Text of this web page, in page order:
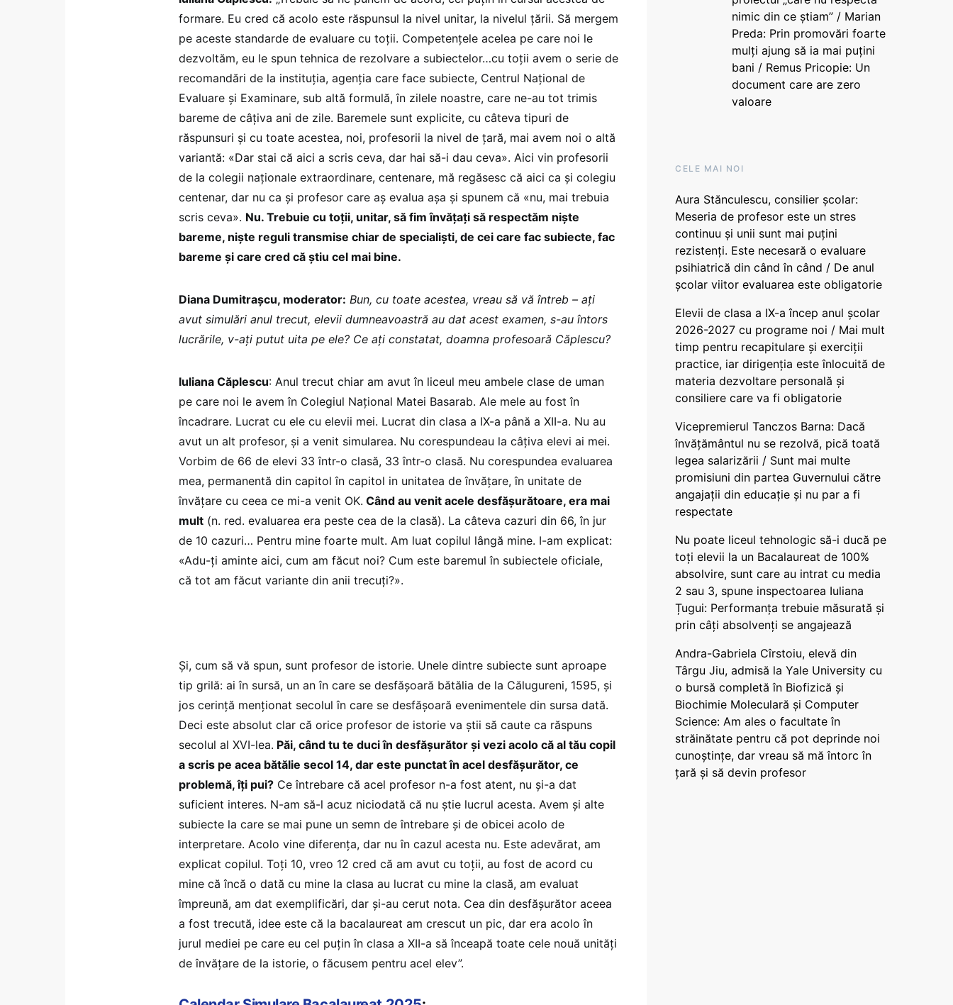
formare. Eu cred că acolo este răspunsul la nivel unitar, la nivelul țării. Să mergem
pe aceste standarde de evaluare cu toții. Competențele acelea pe care noi le
dezvoltăm, eu le spun tehnica de rezolvare a subiectelor…cu toții avem o serie de
recomandări de la instituția, agenția care face subiecte, Centrul Național de
Evaluare și Examinare, sub altă formulă, în zilele noastre, care ne-au tot trimis
bareme de câțiva ani de zile. Baremele sunt explicite, cu câteva tipuri de
răspunsuri și cu toate acestea, noi, profesorii la nivel de țară, mai avem noi o altă
variantă: «Dar stai că aici a scris ceva, dar hai să-i dau ceva». Aici vin profesorii
de la colegii naționale extraordinare, centenare, mă regăsesc că aici ca și colegiu
centenar, dar nu ca și profesor care aș evalua așa și spunem că «nu, mai trebuia
scris ceva». Nu. Trebuie cu toții, unitar, să fim învățați să respectăm niște
bareme, niște reguli transmise chiar de specialiști, de cei care fac subiecte, fac
bareme și care cred că știu cel mai bine.
Diana Dumitrașcu, moderator: Bun, cu toate acestea, vreau să vă întreb – ați
avut simulări anul trecut, elevii dumneavoastră au dat acest examen, s-au întors
lucrările, v-ați putut uita pe ele? Ce ați constatat, doamna profesoară Căplescu?
Iuliana Căplescu: Anul trecut chiar am avut în liceul meu ambele clase de uman
pe care noi le avem în Colegiul Național Matei Basarab. Ale mele au fost în
încadrare. Lucrat cu ele cu elevii mei. Lucrat din clasa a IX-a până a XII-a. Nu au
avut un alt profesor, și a venit simularea. Nu corespundeau la câțiva elevi ai mei.
Vorbim de 66 de elevi 33 într-o clasă, 33 într-o clasă. Nu corespundea evaluarea
mea, permanentă din capitol în capitol in unitatea de învățare, în unitate de
învățare cu ceea ce mi-a venit OK. Când au venit acele desfășurătoare, era mai
mult (n. red. evaluarea era peste cea de la clasă). La câteva cazuri din 66, în jur
de 10 cazuri… Pentru mine foarte mult. Am luat copilul lângă mine. I-am explicat:
«Adu-ți aminte aici, cum am făcut noi? Cum este baremul în subiectele oficiale,
că tot am făcut variante din anii trecuți?».
Și, cum să vă spun, sunt profesor de istorie. Unele dintre subiecte sunt aproape
tip grilă: ai în sursă, un an în care se desfășoară bătălia de la Călugureni, 1595, și
jos cerință menționat secolul în care se desfășoară evenimentele din sursa dată.
Deci este absolut clar că orice profesor de istorie va știi să caute ca răspuns
secolul al XVI-lea. Păi, când tu te duci în desfășurător și vezi acolo că al tău copil
a scris pe acea bătălie secol 14, dar este punctat în acel desfășurător, ce
problemă, îți pui? Ce întrebare că acel profesor n-a fost atent, nu și-a dat
suficient interes. N-am să-l acuz niciodată că nu știe lucrul acesta. Avem și alte
subiecte la care se mai pune un semn de întrebare și de obicei acolo de
interpretare. Acolo vine diferența, dar nu în cazul acesta nu. Este adevărat, am
explicat copilul. Toți 10, vreo 12 cred că am avut cu toții, au fost de acord cu
mine că încă o dată cu mine la clasa au lucrat cu mine la clasă, am evaluat
împreună, am dat exemplificări, dar și-au cerut nota. Cea din desfășurător aceea
a fost trecută, idee este că la bacalaureat am crescut un pic, dar era acolo în
jurul mediei pe care eu cel puțin în clasa a XII-a să înceapă toate cele nouă unități
de învățare de la istorie, o făcusem pentru acel elev”.
nimic din ce știam” / Marian
Preda: Prin promovări foarte
mulți ajung să ia mai puțini
bani / Remus Pricopie: Un
document care are zero
valoare
CELE MAI NOI
Aura Stănculescu, consilier școlar:
Meseria de profesor este un stres
continuu și unii sunt mai puțini
rezistenți. Este necesară o evaluare
psihiatrică din când în când / De anul
școlar viitor evaluarea este obligatorie
Elevii de clasa a IX-a încep anul școlar
2026-2027 cu programe noi / Mai mult
timp pentru recapitulare și exerciții
practice, iar dirigenția este înlocuită de
materia dezvoltare personală și
consiliere care va fi obligatorie
Vicepremierul Tanczos Barna: Dacă
învățământul nu se rezolvă, pică toată
legea salarizării / Sunt mai multe
promisiuni din partea Guvernului către
angajații din educație și nu par a fi
respectate
Nu poate liceul tehnologic să-i ducă pe
toți elevii la un Bacalaureat de 100%
absolvire, sunt care au intrat cu media
2 sau 3, spune inspectoarea Iuliana
Țugui: Performanța trebuie măsurată și
prin câți absolvenți se angajează
Andra-Gabriela Cîrstoiu, elevă din
Târgu Jiu, admisă la Yale University cu
o bursă completă în Biofizică și
Biochimie Moleculară și Computer
Science: Am ales o facultate în
străinătate pentru că pot deprinde noi
cunoștințe, dar vreau să mă întorc în
țară și să devin profesor